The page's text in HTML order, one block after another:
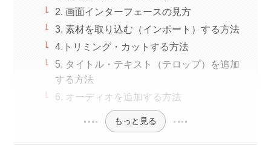
2. 画面インターフェースの見方
3. 素材を取り込む（インポート）する方法
4.トリミング・カットする方法
5. タイトル・テキスト（テロップ）を追加
する方法
6. オーディオを追加する方法
もっと見る